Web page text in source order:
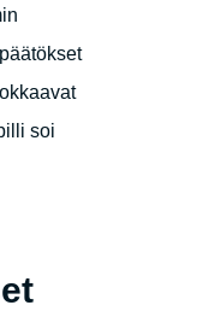
soi